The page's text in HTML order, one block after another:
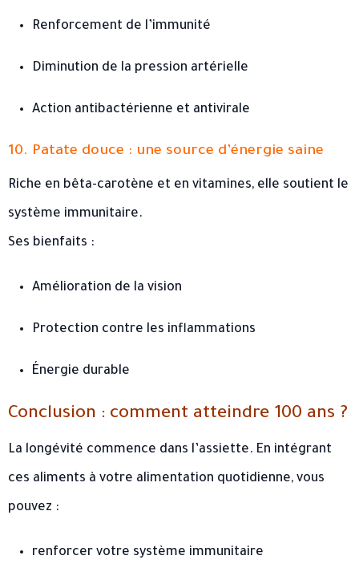
Renforcement de l’immunité
Diminution de la pression artérielle
Action antibactérienne et antivirale
10. Patate douce : une source d’énergie saine
Riche en bêta-carotène et en vitamines, elle soutient le
système immunitaire.
Ses bienfaits :
Amélioration de la vision
Protection contre les inflammations
Énergie durable
Conclusion : comment atteindre 100 ans ?
La longévité commence dans l’assiette. En intégrant
ces aliments à votre alimentation quotidienne, vous
pouvez :
renforcer votre système immunitaire